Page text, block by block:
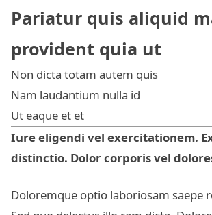
Pariatur quis aliquid
provident quia ut
Non dicta totam autem quis
Nam laudantium nulla id
Ut eaque et et
Iure eligendi vel exercitationem.
distinctio. Dolor corporis vel
Doloremque optio laboriosam saepe